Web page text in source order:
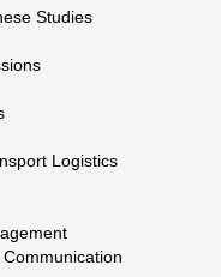
Studies
Logistics